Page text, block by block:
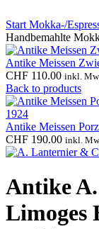
Start Mokka-/
Handbemahlte
Antike Meissen
CHF 110.00 inkl.
Back to products
Antike Meissen
CHF 190.00 inkl.
Antike
Limoges